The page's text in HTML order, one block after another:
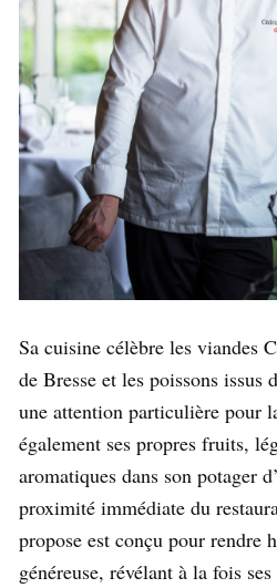
Sa cuisine célèbre les viandes
de Bresse et les poissons issus
une attention particulière pour
également ses propres fruits,
aromatiques dans son potager
proximité immédiate du
propose est conçu pour rendre
généreuse, révélant à la fois